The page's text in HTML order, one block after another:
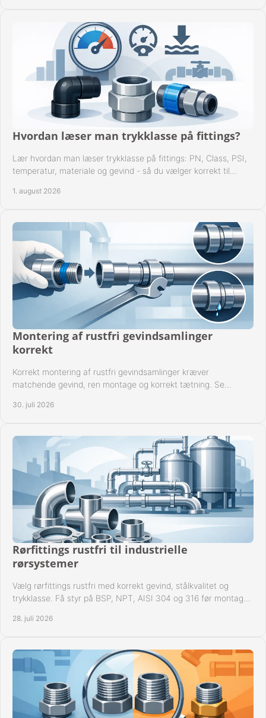
Hvordan læser man trykklasse på fittings?
Lær hvordan man læser trykklasse på fittings: PN, Class, PSI,
temperatur, materiale og gevind - så du vælger korrekt til
1. august 2026
Montering af rustfri gevindsamlinger
korrekt
Korrekt montering af rustfri gevindsamlinger kræver
matchende gevind, ren montage og korrekt tætning. Se
30. juli 2026
Rørfittings rustfri til industrielle
rørsystemer
Vælg rørfittings rustfri med korrekt gevind, stålkvalitet og
trykklasse. Få styr på BSP, NPT, AISI 304 og 316 før montage
28. juli 2026